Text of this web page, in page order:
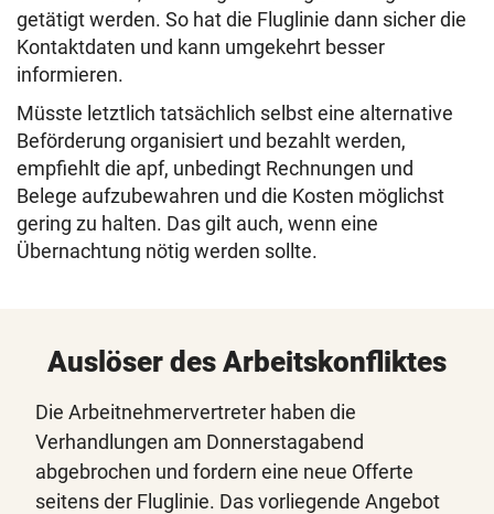
getätigt werden. So hat die Fluglinie dann sicher die
Kontaktdaten und kann umgekehrt besser
informieren.
Müsste letztlich tatsächlich selbst eine alternative
Beförderung organisiert und bezahlt werden,
empfiehlt die apf, unbedingt Rechnungen und
Belege aufzubewahren und die Kosten möglichst
gering zu halten. Das gilt auch, wenn eine
Übernachtung nötig werden sollte.
Auslöser des Arbeitskonfliktes
Die Arbeitnehmervertreter haben die
Verhandlungen am Donnerstagabend
abgebrochen und fordern eine neue Offerte
seitens der Fluglinie. Das vorliegende Angebot